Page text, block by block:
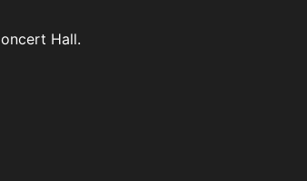
Hall.